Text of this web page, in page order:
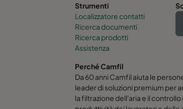
Strumenti
Localizzatore contatti
Ricerca documenti
Ricerca prodotti
Assistenza
Perché Camfil
Da 60 anni Camfil aiuta le
leader di soluzioni premium per
la filtrazione dell'aria e il